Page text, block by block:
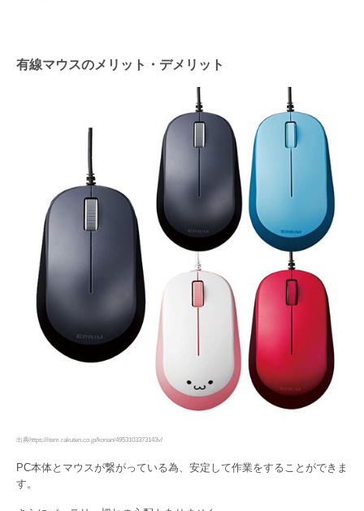
有線マウスのメリット・デメリット
出典https://item.rakuten.co.jp/konan/4953103373143v/
PC本体とマウスが繋がっている為、安定して作業をすることができま
す。